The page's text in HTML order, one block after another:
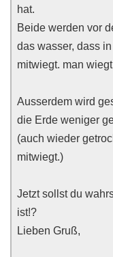
hat.
Beide werden vor
das wasser, dass
mitwiegt. man
Ausserdem wird
die Erde weniger
(auch wieder
mitwiegt.)
Jetzt sollst du
ist!?
Lieben Gruß,